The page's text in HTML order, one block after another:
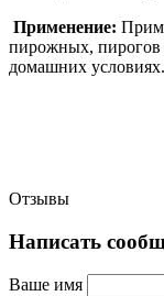
Применение:
пирожных,
домашних условиях.
Отзывы
Написать
Ваше имя